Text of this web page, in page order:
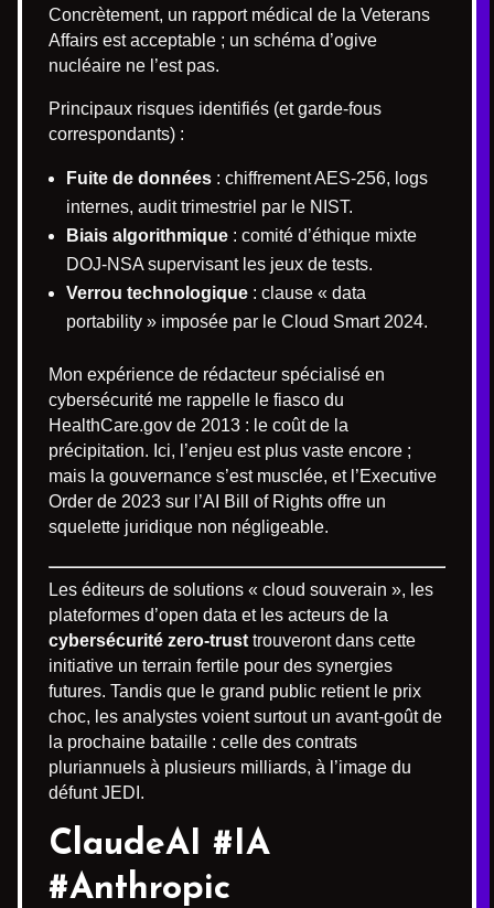
Concrètement, un rapport médical de la Veterans
Affairs est acceptable ; un schéma d’ogive
nucléaire ne l’est pas.
Principaux risques identifiés (et garde-fous
correspondants) :
Fuite de données : chiffrement AES-256, logs
internes, audit trimestriel par le NIST.
Biais algorithmique : comité d’éthique mixte
DOJ-NSA supervisant les jeux de tests.
Verrou technologique : clause « data
portability » imposée par le Cloud Smart 2024.
Mon expérience de rédacteur spécialisé en
cybersécurité me rappelle le fiasco du
HealthCare.gov de 2013 : le coût de la
précipitation. Ici, l’enjeu est plus vaste encore ;
mais la gouvernance s’est musclée, et l’Executive
Order de 2023 sur l’AI Bill of Rights offre un
squelette juridique non négligeable.
Les éditeurs de solutions « cloud souverain », les
plateformes d’open data et les acteurs de la
cybersécurité zero-trust trouveront dans cette
initiative un terrain fertile pour des synergies
futures. Tandis que le grand public retient le prix
choc, les analystes voient surtout un avant-goût de
la prochaine bataille : celle des contrats
pluriannuels à plusieurs milliards, à l’image du
défunt JEDI.
ClaudeAI #IA
#Anthropic